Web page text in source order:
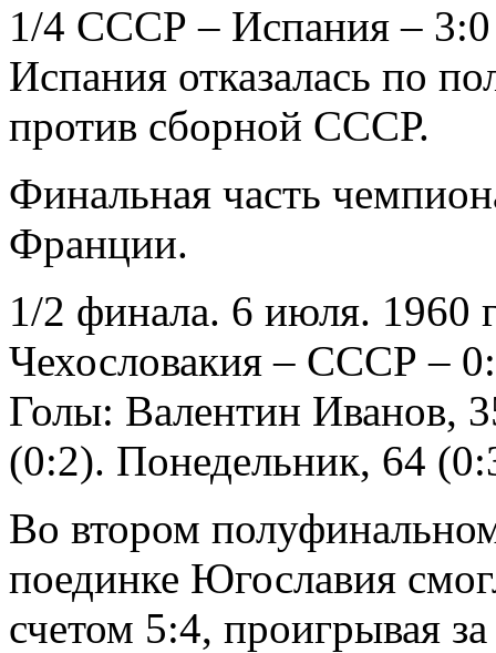
1/4 СССР – Испания –
Испания отказалась по
против сборной СССР.
Финальная часть
Франции.
1/2 финала. 6 июля. 1960
Чехословакия – СССР –
Голы: Валентин Иванов,
(0:2). Понедельник, 64
Во втором
поединке Югославия
счетом 5:4, проигрывая